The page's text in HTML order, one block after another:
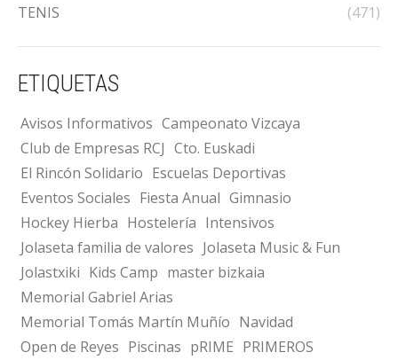
TENIS
(471)
ETIQUETAS
Avisos Informativos Campeonato Vizcaya
Club de Empresas RCJ Cto. Euskadi
El Rincón Solidario Escuelas Deportivas
Eventos Sociales Fiesta Anual Gimnasio
Hockey Hierba Hostelería Intensivos
Jolaseta familia de valores Jolaseta Music & Fun
Jolastxiki Kids Camp master bizkaia
Memorial Gabriel Arias
Memorial Tomás Martín Muñío Navidad
Open de Reyes Piscinas pRIME PRIMEROS